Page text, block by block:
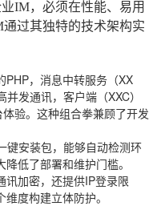
IM，必须在性能、易用
过其独特的技术架构实
PHP，消息中转服务（XX
发通讯，客户端（XXC）
验。这种组合拳兼顾了开发
键安装包，能够自动检测环
低了部署和维护门槛。
讯加密，还提供IP登录限
度构建立体防护。